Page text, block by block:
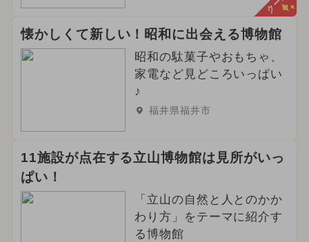
懐かしくて新しい！昭和に出会える博物館
昭和の駄菓子やおもちゃ、
家電など見どころいっぱい
♪
福井県福井市
11施設が点在する立山博物館は見所がいっ
ぱい！
「立山の自然と人とのかか
わり方」をテーマに紹介す
る博物館